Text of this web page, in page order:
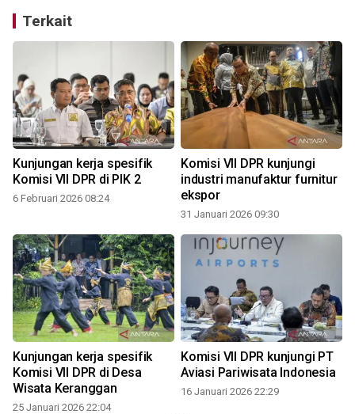
Terkait
Kunjungan kerja spesifik
Komisi VII DPR di PIK 2
6 Februari 2026 08:24
Komisi VII DPR kunjungi
industri manufaktur furnitur
ekspor
31 Januari 2026 09:30
Kunjungan kerja spesifik
Komisi VII DPR di Desa
Wisata Keranggan
25 Januari 2026 22:04
Komisi VII DPR kunjungi PT
Aviasi Pariwisata Indonesia
16 Januari 2026 22:29